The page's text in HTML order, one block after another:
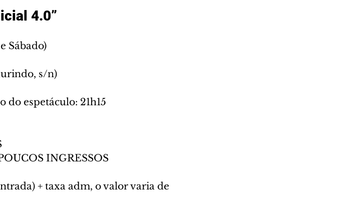
4.0”
Sábado)
s/n)
espetáculo: 21h15
INGRESSOS
+ taxa adm, o valor varia de